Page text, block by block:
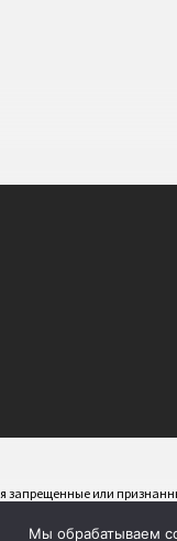
запрещенные или
Мы обрабатываем